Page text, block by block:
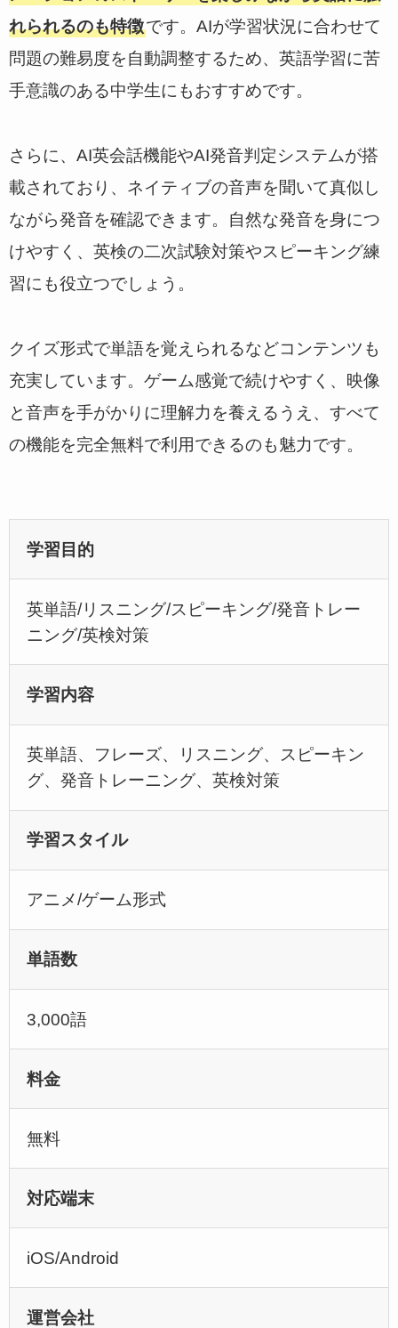
れられるのも特徴です。AIが学習状況に合わせて
問題の難易度を自動調整するため、英語学習に苦
手意識のある中学生にもおすすめです。
さらに、AI英会話機能やAI発音判定システムが搭
載されており、ネイティブの音声を聞いて真似し
ながら発音を確認できます。自然な発音を身につ
けやすく、英検の二次試験対策やスピーキング練
習にも役立つでしょう。
クイズ形式で単語を覚えられるなどコンテンツも
充実しています。ゲーム感覚で続けやすく、映像
と音声を手がかりに理解力を養えるうえ、すべて
の機能を完全無料で利用できるのも魅力です。
学習目的
英単語/リスニング/スピーキング/発音トレー
ニング/英検対策
学習内容
英単語、フレーズ、リスニング、スピーキン
グ、発音トレーニング、英検対策
学習スタイル
アニメ/ゲーム形式
単語数
3,000語
料金
無料
対応端末
iOS/Android
運営会社